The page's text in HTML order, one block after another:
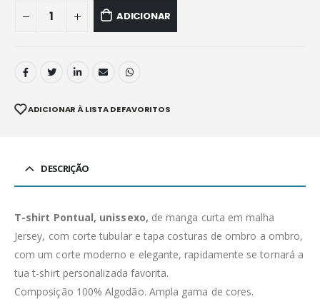
ADICIONAR
ADICIONAR À LISTA DE FAVORITOS
DESCRIÇÃO
T-shirt Pontual, unissexo, de manga curta em malha
Jersey, com corte tubular e tapa costuras de ombro a ombro,
com um corte moderno e elegante, rapidamente se tornará a
tua t-shirt personalizada favorita.
Composição 100% Algodão. Ampla gama de cores.